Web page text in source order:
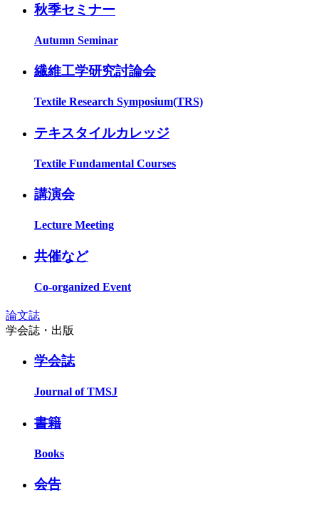
秋季セミナー
Autumn Seminar
繊維工学研究討論会
Textile Research Symposium(TRS)
テキスタイルカレッジ
Textile Fundamental Courses
講演会
Lecture Meeting
共催など
Co-organized Event
論文誌
学会誌・出版
学会誌
Journal of TMSJ
書籍
Books
会告